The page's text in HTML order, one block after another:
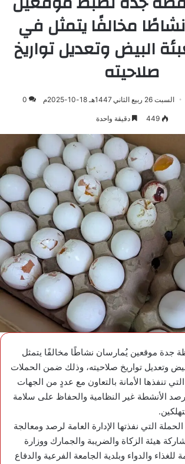
مخالفًا يتمثل في
البيض وتعديل تواريخ
صلاحيته
السبت 26 ربيع الثاني 1447هـ 18-10-2025م 0
449 دقيقة واحدة
جدة موقعين يُمارسان نشاطًا مخالفًا يتمثل
وتعديل تواريخ صلاحيته، وذلك ضمن الحملات
تنفذها الأمانة بالتعاون مع عددٍ من الجهات
الأنشطة غير النظامية والحفاظ على سلامة
التي نفذتها الإدارة العامة لرصد ومعالجة
هيئة الزكاة والضريبة والجمارك ووزارة
للغذاء والدواء وبلدية الجامعة الفرعية والدفاع